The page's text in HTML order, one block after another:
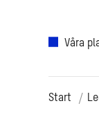
Våra
Start